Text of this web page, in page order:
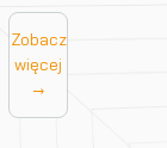
Zobacz
więcej
→